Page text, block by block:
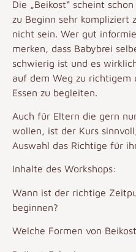
Die „Beikost“ scheint
zu Beginn sehr kompliziert
nicht sein. Wer gut
merken, dass Babybrei
schwierig ist und es
auf dem Weg zu richtigem
Essen zu begleiten.
Auch für Eltern die gern
wollen, ist der Kurs
Auswahl das Richtige für
Inhalte des Workshops:
Wann ist der richtige
beginnen?
Welche Formen von